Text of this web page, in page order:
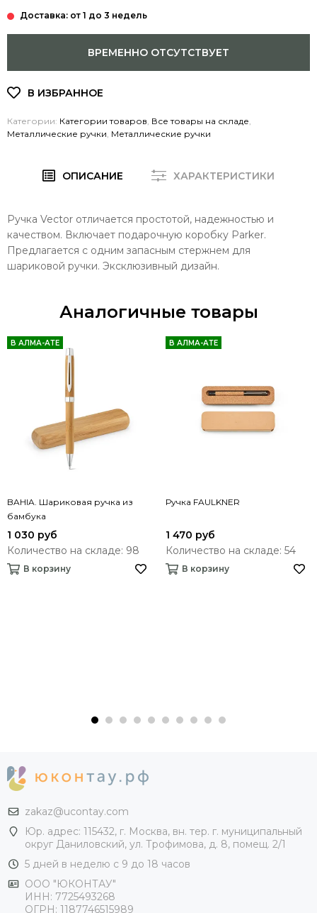
Доставка: от 1 до 3 недель
ВРЕМЕННО ОТСУТСТВУЕТ
Категории: Категории товаров Все товары на складе
Металлические ручки Металлические ручки
ОПИСАНИЕ ХАРАКТЕРИСТИКИ
Ручка Vector отличается простотой, надежностью и
качеством. Включает подарочную коробку Parker.
Предлагается с одним запасным стержнем для
шариковой ручки. Эксклюзивный дизайн.
Аналогичные товары
В АЛМА-АТЕ
BAHIA. Шариковая ручка из
бамбука
1 030 руб
Количество на складе: 98
В корзину
В АЛМА-АТЕ
Ручка FAULKNER
1 470 руб
Количество на складе: 54
В корзину
zakaz@ucontay.com
Юр. адрес: 115432, г. Москва, вн. тер. г. муниципальный
округ Даниловский, ул. Трофимова, д. 8, помещ. 2/1
5 дней в неделю с 9 до 18 часов
ООО "ЮКОНТАУ"
ИНН: 7725493268
ОГРН: 1187746515989